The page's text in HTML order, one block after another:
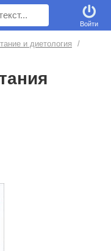
Войти
и диетология
/